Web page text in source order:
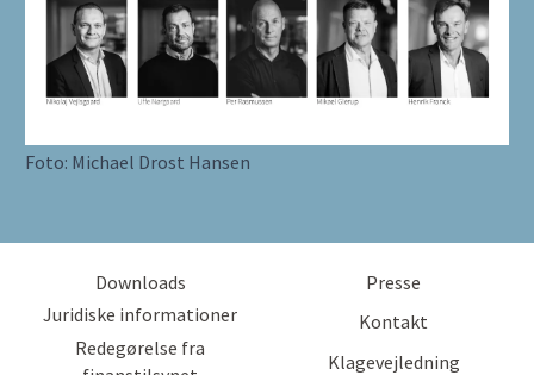
Foto: Michael Drost Hansen
Downloads
Juridiske informationer
Redegørelse fra
Presse
Kontakt
Klagevejledning